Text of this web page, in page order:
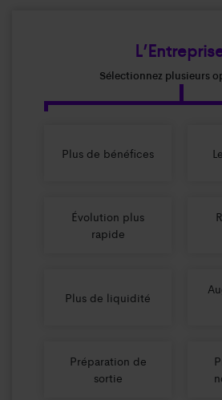
Sélectionnez plusieurs
Plus de bénéfices
Évolution plus
rapide
Plus de liquidité
Préparation de
sortie